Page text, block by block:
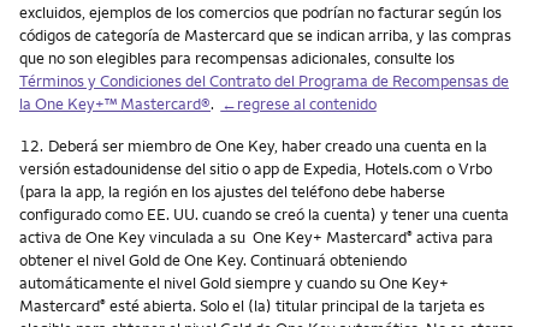
excluidos, ejemplos de los comercios que podrían no facturar según los
códigos de categoría de Mastercard que se indican arriba, y las compras
que no son elegibles para recompensas adicionales, consulte los
Términos y Condiciones del Contrato del Programa de Recompensas de
la One Key+™ Mastercard®. ←regrese al contenido
Nota
12. Deberá ser miembro de One Key, haber creado una cuenta en la
versión estadounidense del sitio o app de Expedia, Hotels.com o Vrbo
(para la app, la región en los ajustes del teléfono debe haberse
configurado como EE. UU. cuando se creó la cuenta) y tener una cuenta
activa de One Key vinculada a su One Key+ Mastercard® activa para
obtener el nivel Gold de One Key. Continuará obteniendo
automáticamente el nivel Gold siempre y cuando su One Key+
Mastercard® esté abierta. Solo el (la) titular principal de la tarjeta es